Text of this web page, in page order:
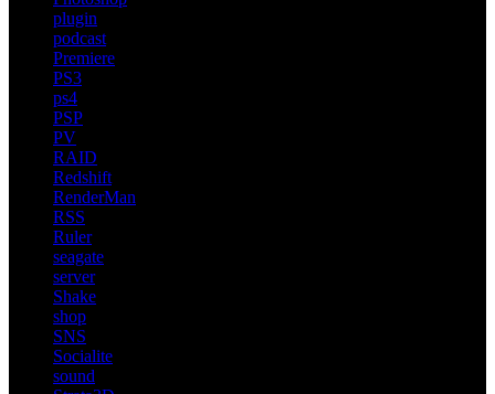
plugin
podcast
Premiere
PS3
ps4
PSP
PV
RAID
Redshift
RenderMan
RSS
Ruler
seagate
server
Shake
shop
SNS
Socialite
sound